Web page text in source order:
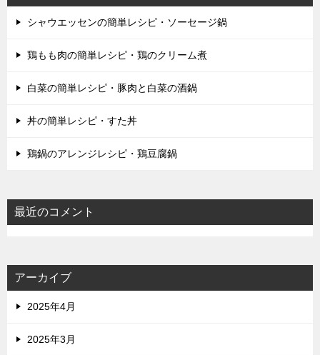
シャウエッセンの簡単レシピ・ソーセージ鍋
鶏もも肉の簡単レシピ・鶏のクリーム煮
白菜の簡単レシピ・豚肉と白菜の酒鍋
丼の簡単レシピ・すた丼
鶏鍋のアレンジレシピ・鶏豆腐鍋
最近のコメント
アーカイブ
2025年4月
2025年3月